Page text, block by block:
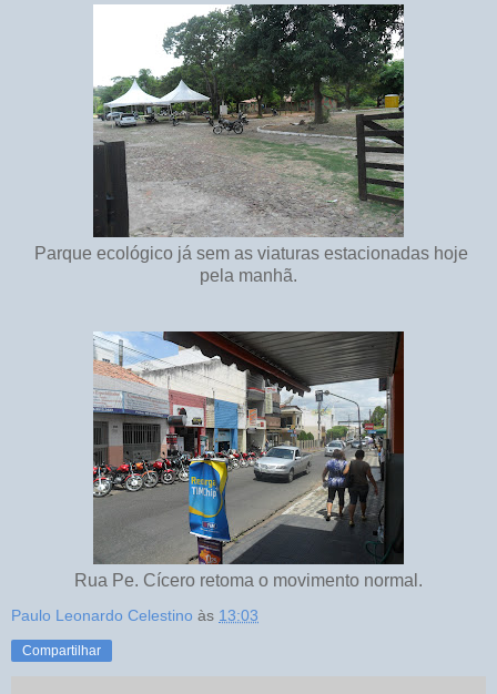
Parque ecológico já sem as viaturas estacionadas hoje
pela manhã.
Rua Pe. Cícero retoma o movimento normal.
Paulo Leonardo Celestino às 13:03
Compartilhar